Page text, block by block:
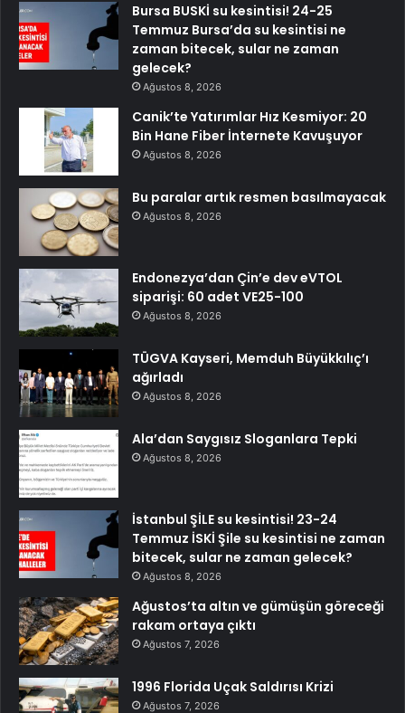
Bursa BUSKİ su kesintisi! 24-25
Temmuz Bursa’da su kesintisi ne
zaman bitecek, sular ne zaman
gelecek?
Ağustos 8, 2026
Canik’te Yatırımlar Hız Kesmiyor: 20
Bin Hane Fiber İnternete Kavuşuyor
Ağustos 8, 2026
Bu paralar artık resmen basılmayacak
Ağustos 8, 2026
Endonezya’dan Çin’e dev eVTOL
siparişi: 60 adet VE25-100
Ağustos 8, 2026
TÜGVA Kayseri, Memduh Büyükkılıç’ı
ağırladı
Ağustos 8, 2026
Ala’dan Saygısız Sloganlara Tepki
Ağustos 8, 2026
İstanbul ŞİLE su kesintisi! 23-24
Temmuz İSKİ Şile su kesintisi ne zaman
bitecek, sular ne zaman gelecek?
Ağustos 8, 2026
Ağustos’ta altın ve gümüşün göreceği
rakam ortaya çıktı
Ağustos 7, 2026
1996 Florida Uçak Saldırısı Krizi
Ağustos 7, 2026